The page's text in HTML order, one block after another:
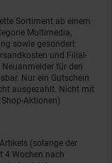
Sortiment ab einem
Multimedia,
sowie gesondert
und Filial-
für den
Nur ein Gutschein
ausgezahlt. Nicht mit
Aktionen)
(solange der
4 Wochen nach